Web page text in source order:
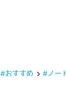
#おすすめ #ノー